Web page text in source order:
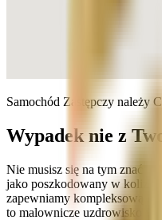
Samochód Zastępczy należy
Wypadek nie z
Nie musisz się na tym znać —
jako poszkodowany w kolizji
zapewniamy kompleksową
to malownicze uzdrowisko w